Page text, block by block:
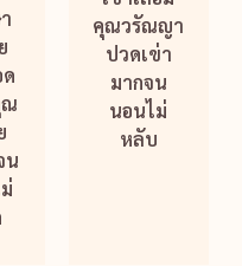
ด
ณ
น
คุณวรัณญา
ปวดเข่า
มากจน
นอนไม่
หลับ